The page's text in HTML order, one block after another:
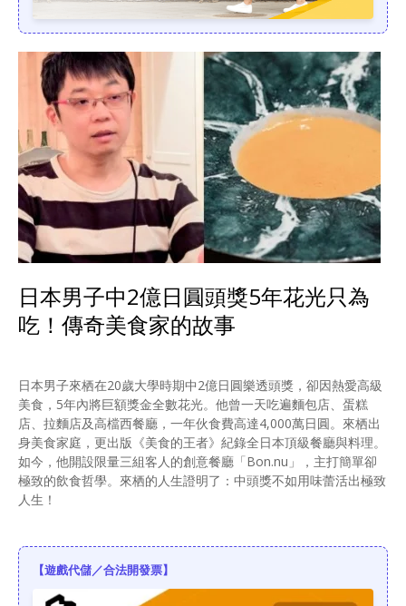
日本男子中2億日圓頭獎5年花光只為
吃！傳奇美食家的故事
日本男子來栖在20歲大學時期中2億日圓樂透頭獎，卻因熱愛高級
美食，5年內將巨額獎金全數花光。他曾一天吃遍麵包店、蛋糕
店、拉麵店及高檔西餐廳，一年伙食費高達4,000萬日圓。來栖出
身美食家庭，更出版《美食的王者》紀錄全日本頂級餐廳與料理。
如今，他開設限量三組客人的創意餐廳「Bon.nu」，主打簡單卻
極致的飲食哲學。來栖的人生證明了：中頭獎不如用味蕾活出極致
人生！
【遊戲代儲／合法開發票】